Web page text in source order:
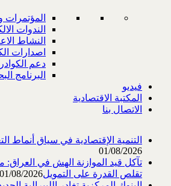
الندوات
النشاط
اصدارات
دعم
البرنامج
فيديو
المكتبة الاقتصادية
الاتصال بنا
التنمية الإقتصادية في سياق أنماط
01/08/2026
تآكل قيد الموازنة الهش في العراق:
تقلص القدرة على التمويل‎ (...01/08/2026